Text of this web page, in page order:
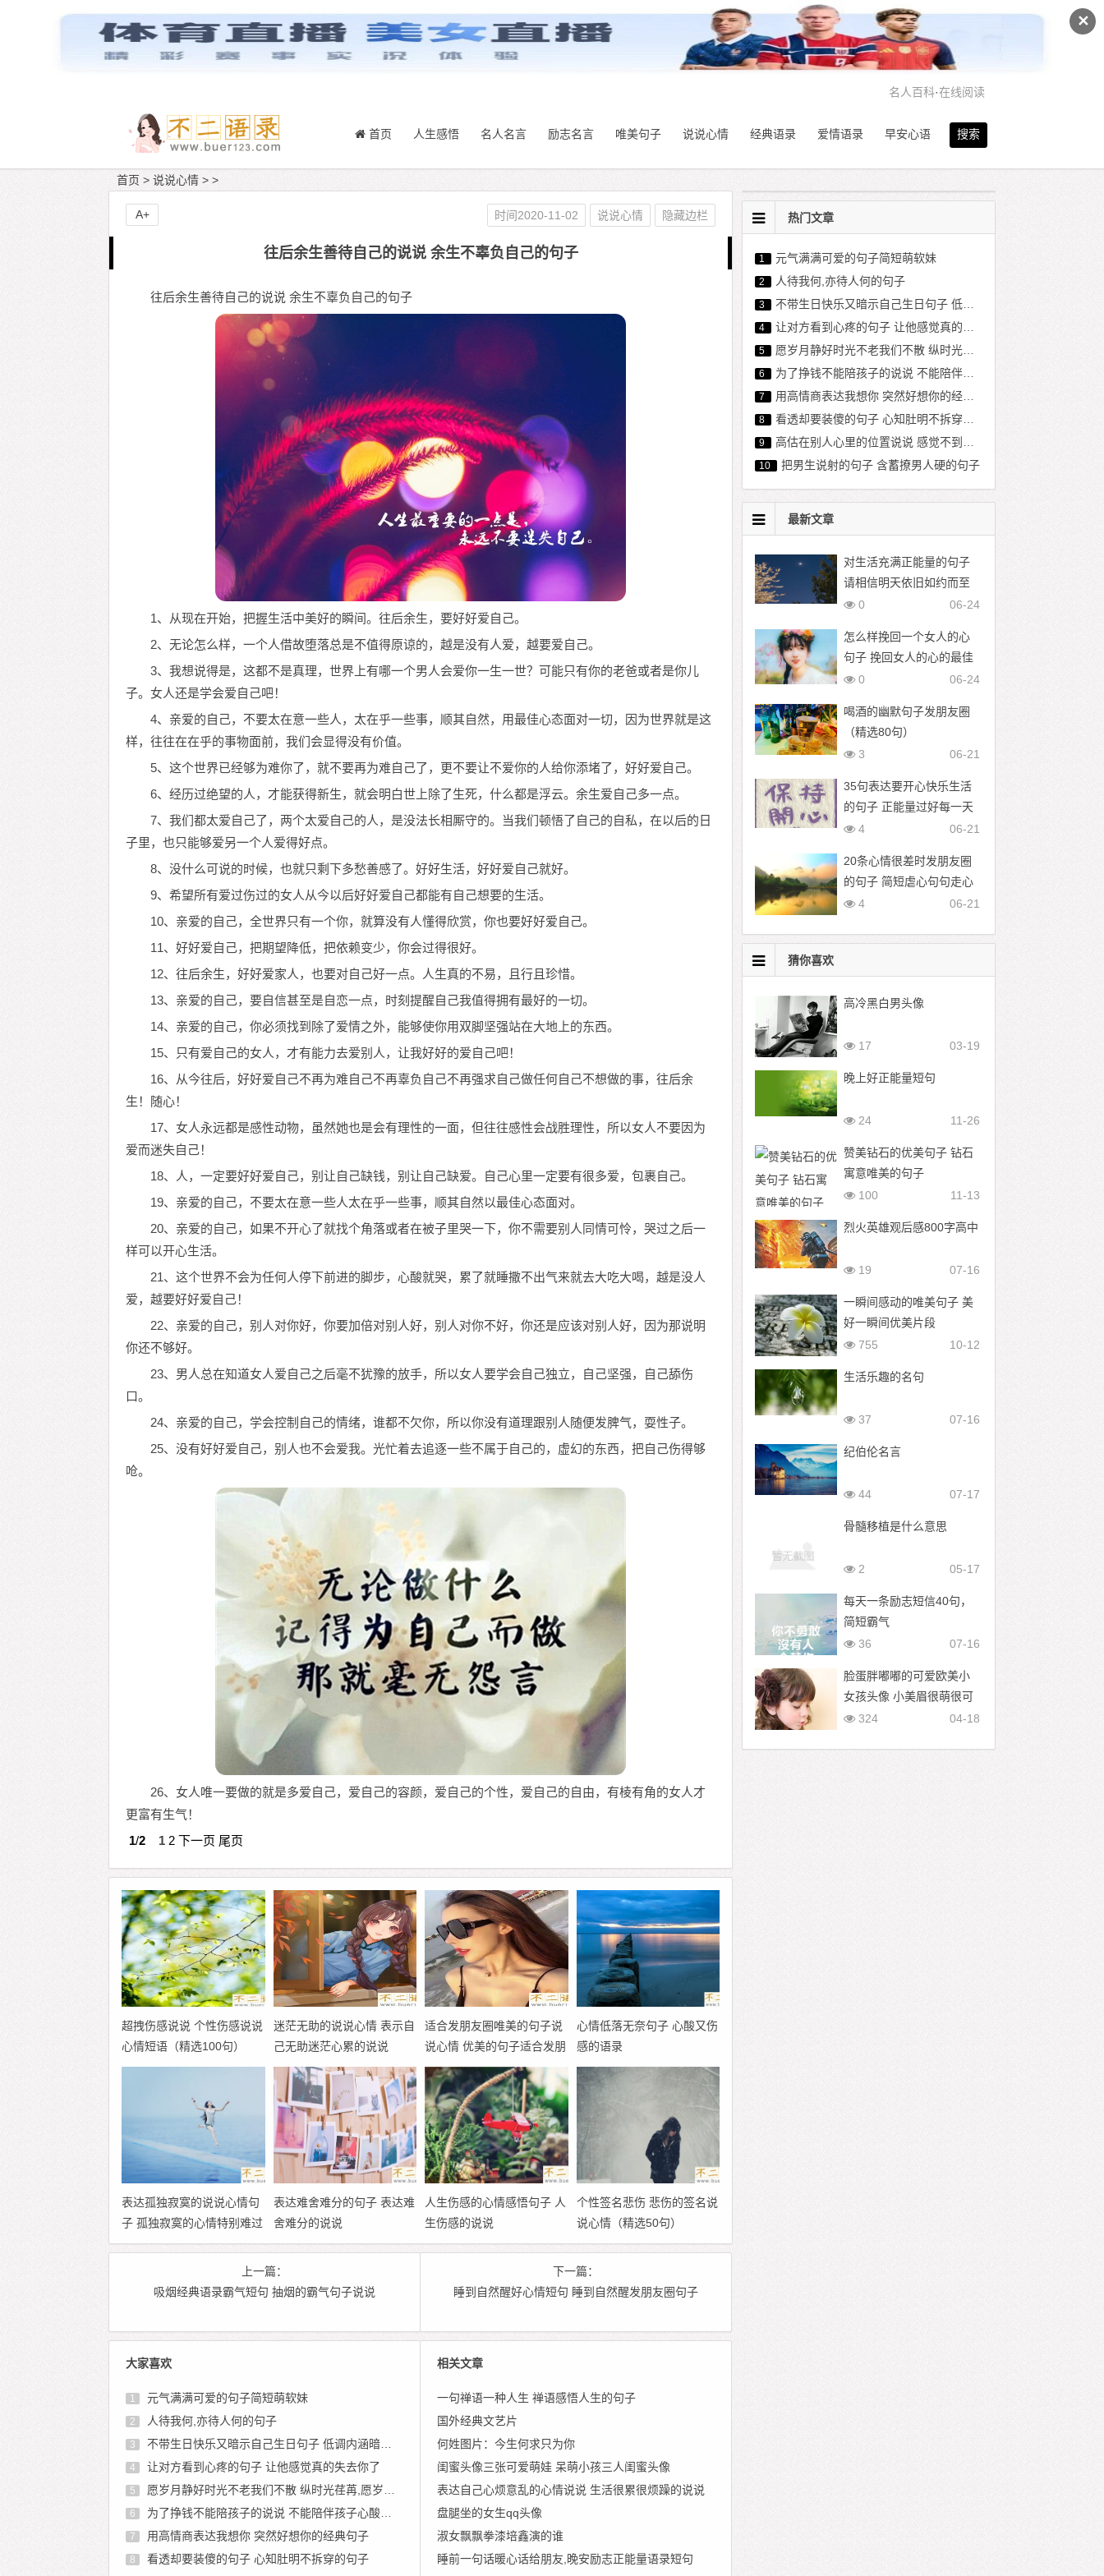
✕
名人百科·在线阅读
搜索
首页 人生感悟 名人名言 励志名言 唯美句子 说说心情 经典语录 爱情语录 早安心语
首页 > 说说心情 > >
往后余生善待自己的说说 余生不辜负自己的句子
往后余生善待自己的说说 余生不辜负自己的句子
1、从现在开始，把握生活中美好的瞬间。往后余生，要好好爱自己。
2、无论怎么样，一个人借故堕落总是不值得原谅的，越是没有人爱，越要爱自己。
3、我想说得是，这都不是真理，世界上有哪一个男人会爱你一生一世？可能只有你的老爸或者是你儿
子。女人还是学会爱自己吧！
4、亲爱的自己，不要太在意一些人，太在乎一些事，顺其自然，用最佳心态面对一切，因为世界就是这
样，往往在在乎的事物面前，我们会显得没有价值。
5、这个世界已经够为难你了，就不要再为难自己了，更不要让不爱你的人给你添堵了，好好爱自己。
6、经历过绝望的人，才能获得新生，就会明白世上除了生死，什么都是浮云。余生爱自己多一点。
7、我们都太爱自己了，两个太爱自己的人，是没法长相厮守的。当我们顿悟了自己的自私，在以后的日
子里，也只能够爱另一个人爱得好点。
8、没什么可说的时候，也就只剩下多愁善感了。好好生活，好好爱自己就好。
9、希望所有爱过伤过的女人从今以后好好爱自己都能有自己想要的生活。
10、亲爱的自己，全世界只有一个你，就算没有人懂得欣赏，你也要好好爱自己。
11、好好爱自己，把期望降低，把依赖变少，你会过得很好。
12、往后余生，好好爱家人，也要对自己好一点。人生真的不易，且行且珍惜。
13、亲爱的自己，要自信甚至是自恋一点，时刻提醒自己我值得拥有最好的一切。
14、亲爱的自己，你必须找到除了爱情之外，能够使你用双脚坚强站在大地上的东西。
15、只有爱自己的女人，才有能力去爱别人，让我好好的爱自己吧！
16、从今往后，好好爱自己不再为难自己不再辜负自己不再强求自己做任何自己不想做的事，往后余
生！随心！
17、女人永远都是感性动物，虽然她也是会有理性的一面，但往往感性会战胜理性，所以女人不要因为
爱而迷失自己！
18、人，一定要好好爱自己，别让自己缺钱，别让自己缺爱。自己心里一定要有很多爱，包裹自己。
19、亲爱的自己，不要太在意一些人太在乎一些事，顺其自然以最佳心态面对。
20、亲爱的自己，如果不开心了就找个角落或者在被子里哭一下，你不需要别人同情可怜，哭过之后一
样可以开心生活。
21、这个世界不会为任何人停下前进的脚步，心酸就哭，累了就睡撒不出气来就去大吃大喝，越是没人
爱，越要好好爱自己！
22、亲爱的自己，别人对你好，你要加倍对别人好，别人对你不好，你还是应该对别人好，因为那说明
你还不够好。
23、男人总在知道女人爱自己之后毫不犹豫的放手，所以女人要学会自己独立，自己坚强，自己舔伤
口。
24、亲爱的自己，学会控制自己的情绪，谁都不欠你，所以你没有道理跟别人随便发脾气，耍性子。
25、没有好好爱自己，别人也不会爱我。光忙着去追逐一些不属于自己的，虚幻的东西，把自己伤得够
呛。
26、女人唯一要做的就是多爱自己，爱自己的容颜，爱自己的个性，爱自己的自由，有棱有角的女人才
更富有生气！
1/2 1 2 下一页 尾页
时间2020-11-02 说说心情 隐藏边栏
A+
超拽伤感说说 个性伤感说说
心情短语（精选100句）
迷茫无助的说说心情 表示自
己无助迷茫心累的说说
适合发朋友圈唯美的句子说
说心情 优美的句子适合发朋
友圈
心情低落无奈句子 心酸又伤
感的语录
表达孤独寂寞的说说心情句
子 孤独寂寞的心情特别难过
的心情说说
表达难舍难分的句子 表达难
舍难分的说说
人生伤感的心情感悟句子 人
生伤感的说说
个性签名悲伤 悲伤的签名说
说心情（精选50句）
上一篇：
吸烟经典语录霸气短句 抽烟的霸气句子说说
下一篇：
睡到自然醒好心情短句 睡到自然醒发朋友圈句子
大家喜欢
1 元气满满可爱的句子简短萌软妹
2 人待我何,亦待人何的句子
3 不带生日快乐又暗示自己生日句子 低调内涵暗示生日说说
4 让对方看到心疼的句子 让他感觉真的失去你了
5 愿岁月静好时光不老我们不散 纵时光荏苒,愿岁月静好
6 为了挣钱不能陪孩子的说说 不能陪伴孩子心酸句子 亏欠孩子的经典语句
7 用高情商表达我想你 突然好想你的经典句子
8
看透却要装傻的句子 心知肚明不拆穿的句子
相关文章
一句禅语一种人生 禅语感悟人生的句子
国外经典文艺片
何姓图片：今生何求只为你
闺蜜头像三张可爱萌娃 呆萌小孩三人闺蜜头像
表达自己心烦意乱的心情说说 生活很累很烦躁的说说
盘腿坐的女生qq头像
淑女飘飘拳漆培鑫演的谁
睡前一句话暖心话给朋友,晚安励志正能量语录短句
热门文章
1 元气满满可爱的句子简短萌软妹
2 人待我何,亦待人何的句子
3 不带生日快乐又暗示自己生日句子 低调内涵暗示生日说说
4 让对方看到心疼的句子 让他感觉真的失去你了
5 愿岁月静好时光不老我们不散 纵时光荏苒,愿岁月静好
6 为了挣钱不能陪孩子的说说 不能陪伴孩子心酸句子 亏欠孩子的经典语句
7 用高情商表达我想你 突然好想你的经典句子
8 看透却要装傻的句子 心知肚明不拆穿的句子
9 高估在别人心里的位置说说 感觉不到对方的在乎我的句子
10 把男生说射的句子 含蓄撩男人硬的句子
最新文章
对生活充满正能量的句子
请相信明天依旧如约而至
06-24
0
怎么样挽回一个女人的心
句子 挽回女人的心的最佳
语录
06-24
0
喝酒的幽默句子发朋友圈
（精选80句）
06-21
3
35句表达要开心快乐生活
的句子 正能量过好每一天
的文案
06-21
4
20条心情很差时发朋友圈
的句子 简短虐心句句走心
06-21
4
猜你喜欢
高冷黑白男头像
03-19
17
晚上好正能量短句
11-26
24
赞美钻石的优美句子 钻石
寓意唯美的句子
11-13
100
烈火英雄观后感800字高中
07-16
19
一瞬间感动的唯美句子 美
好一瞬间优美片段
10-12
755
生活乐趣的名句
07-16
37
纪伯伦名言
07-17
44
骨髓移植是什么意思
05-17
2
每天一条励志短信40句，
简短霸气
07-16
36
脸蛋胖嘟嘟的可爱欧美小
女孩头像 小美眉很萌很可
爱
04-18
324